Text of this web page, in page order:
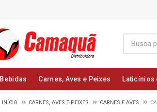
Bebidas Carnes, Aves e Peixes Laticínios
INÍCIO CARNES, AVES E PEIXES CARNES E AVES